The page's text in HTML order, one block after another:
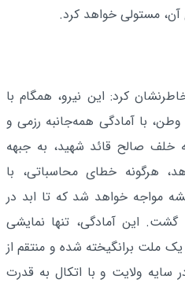
آن، مستولی خواهد کرد.
کرد: این نیرو، همگام با
با آمادگی همه‌جانبه رزمی و
خلف صالح قائد شهید، به جبهه
هرگونه خطای محاسباتی، با
مواجه خواهد شد که تا ابد در
گشت. این آمادگی، تنها نمایشی
یک ملت برانگیخته شده و منتقم از
سایه ولایت و با اتکال به قدرت